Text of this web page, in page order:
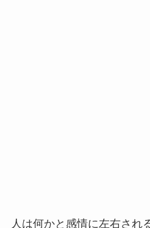
人は何かと感情に左右され